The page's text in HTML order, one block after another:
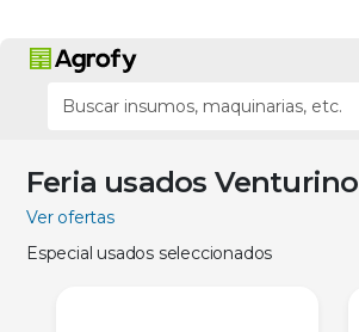
Feria usados Venturino
Ver ofertas
Especial usados seleccionados